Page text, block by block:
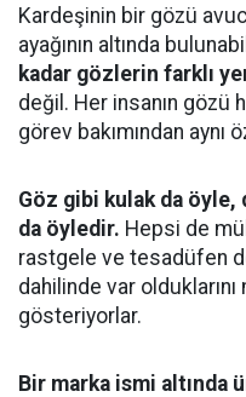
Kardeşinin bir gözü
ayağının altında
kadar gözlerin farklı
değil. Her insanın gözü
görev bakımından aynı
Göz gibi kulak da öyle,
da öyledir. Hepsi de
rastgele ve tesadüfen
dahilinde var
gösteriyorlar.
Bir marka ismi altında